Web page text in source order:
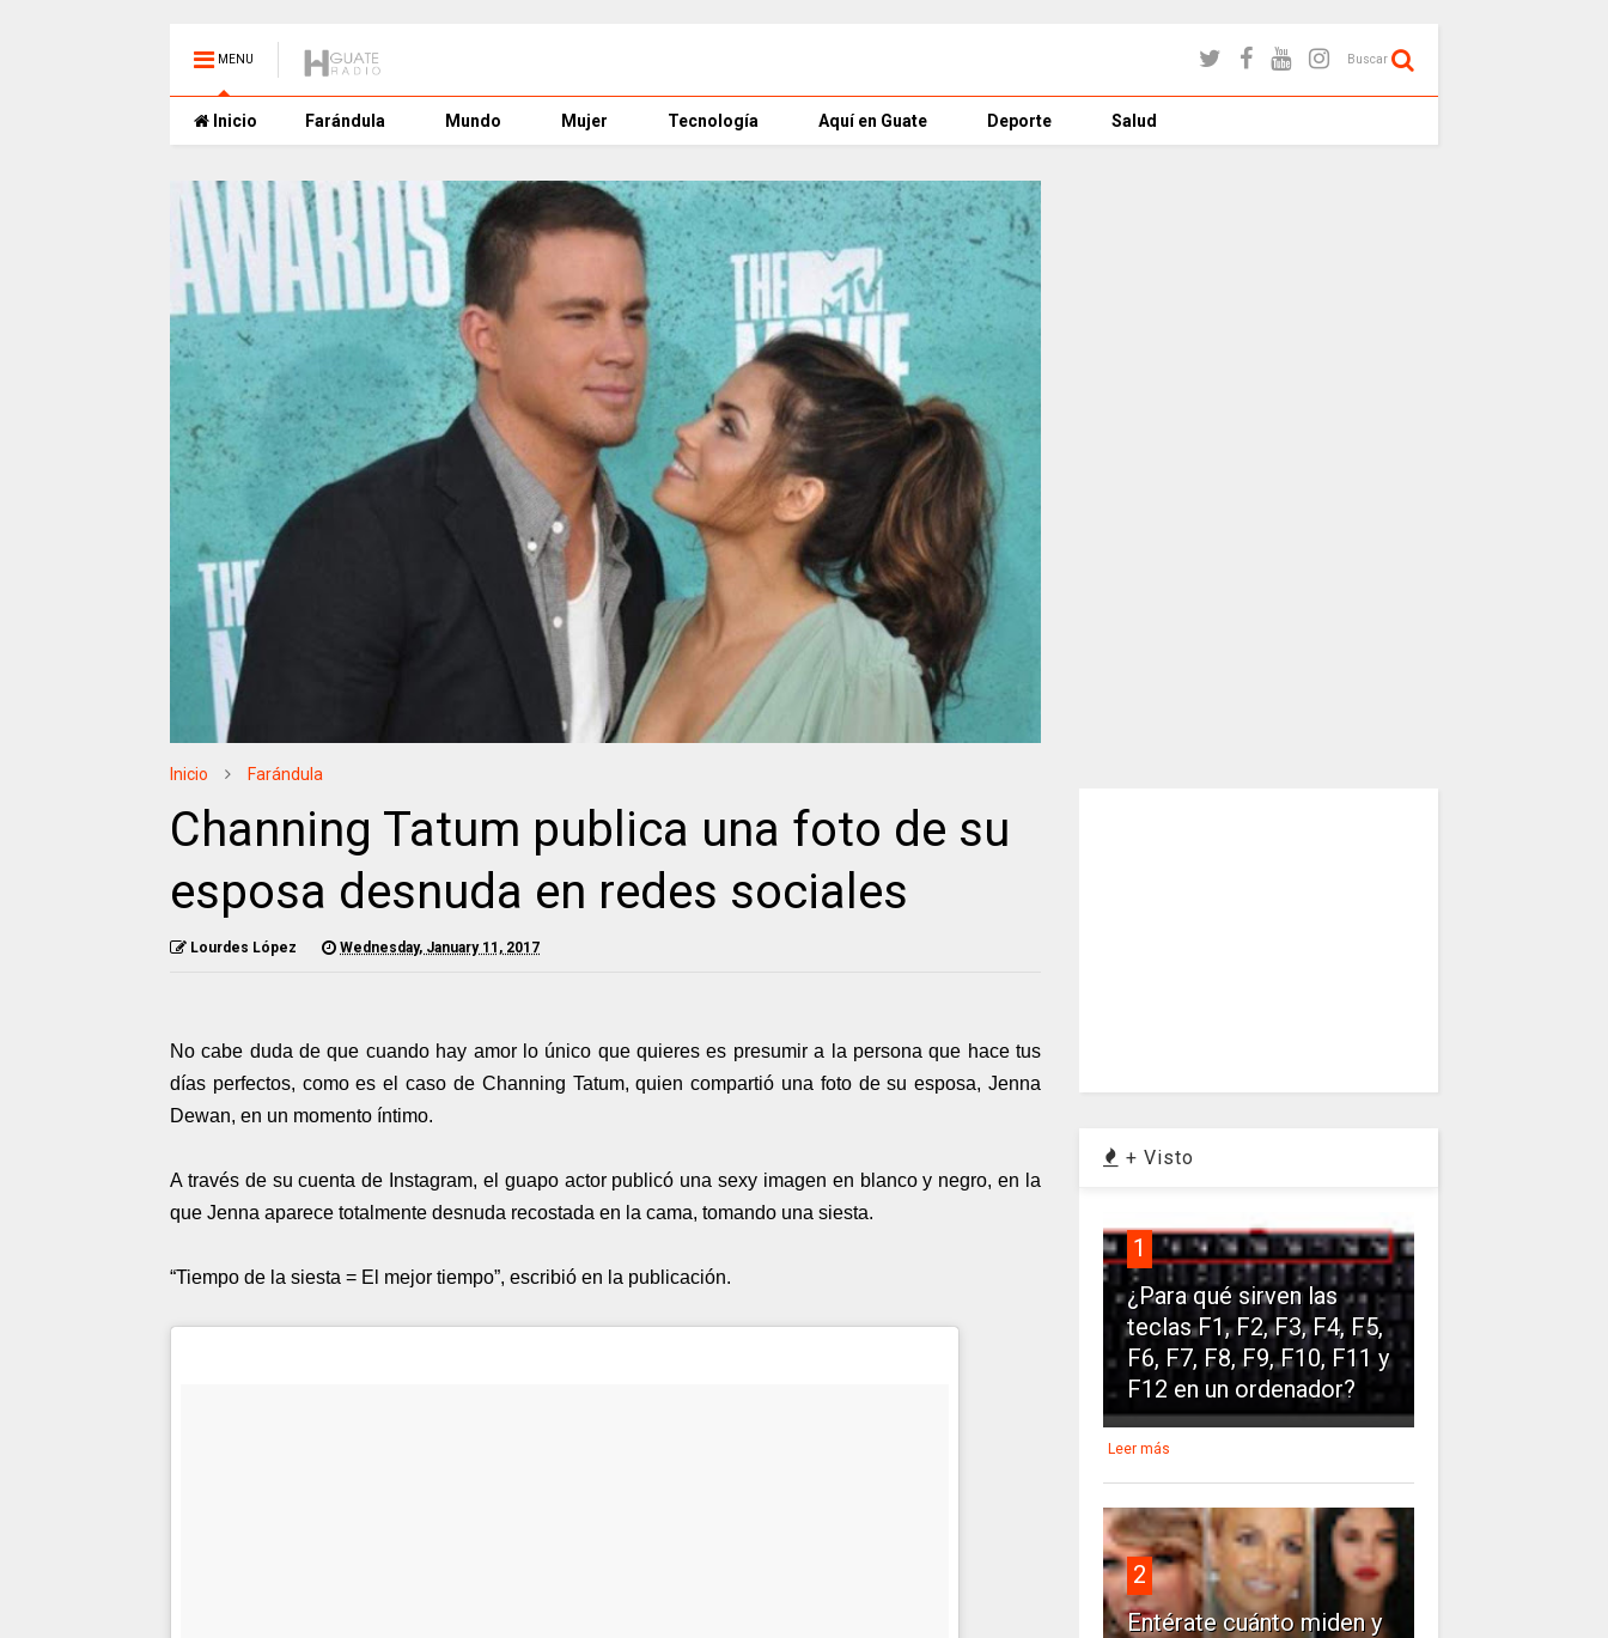
MENU Buscar
Inicio Farándula Mundo Mujer Tecnología Aquí en Guate Deporte Salud
Inicio Farándula
Channing Tatum publica una foto de su
esposa desnuda en redes sociales
Lourdes López Wednesday, January 11, 2017
No cabe duda de que cuando hay amor lo único que quieres es presumir a la persona que hace tus
días perfectos, como es el caso de Channing Tatum, quien compartió una foto de su esposa, Jenna
Dewan, en un momento íntimo.
A través de su cuenta de Instagram, el guapo actor publicó una sexy imagen en blanco y negro, en la
que Jenna aparece totalmente desnuda recostada en la cama, tomando una siesta.
“Tiempo de la siesta = El mejor tiempo”, escribió en la publicación.
+ Visto
1
¿Para qué sirven las
teclas F1, F2, F3, F4, F5,
F6, F7, F8, F9, F10, F11 y
F12 en un ordenador?
Leer más
2
Entérate cuánto miden y